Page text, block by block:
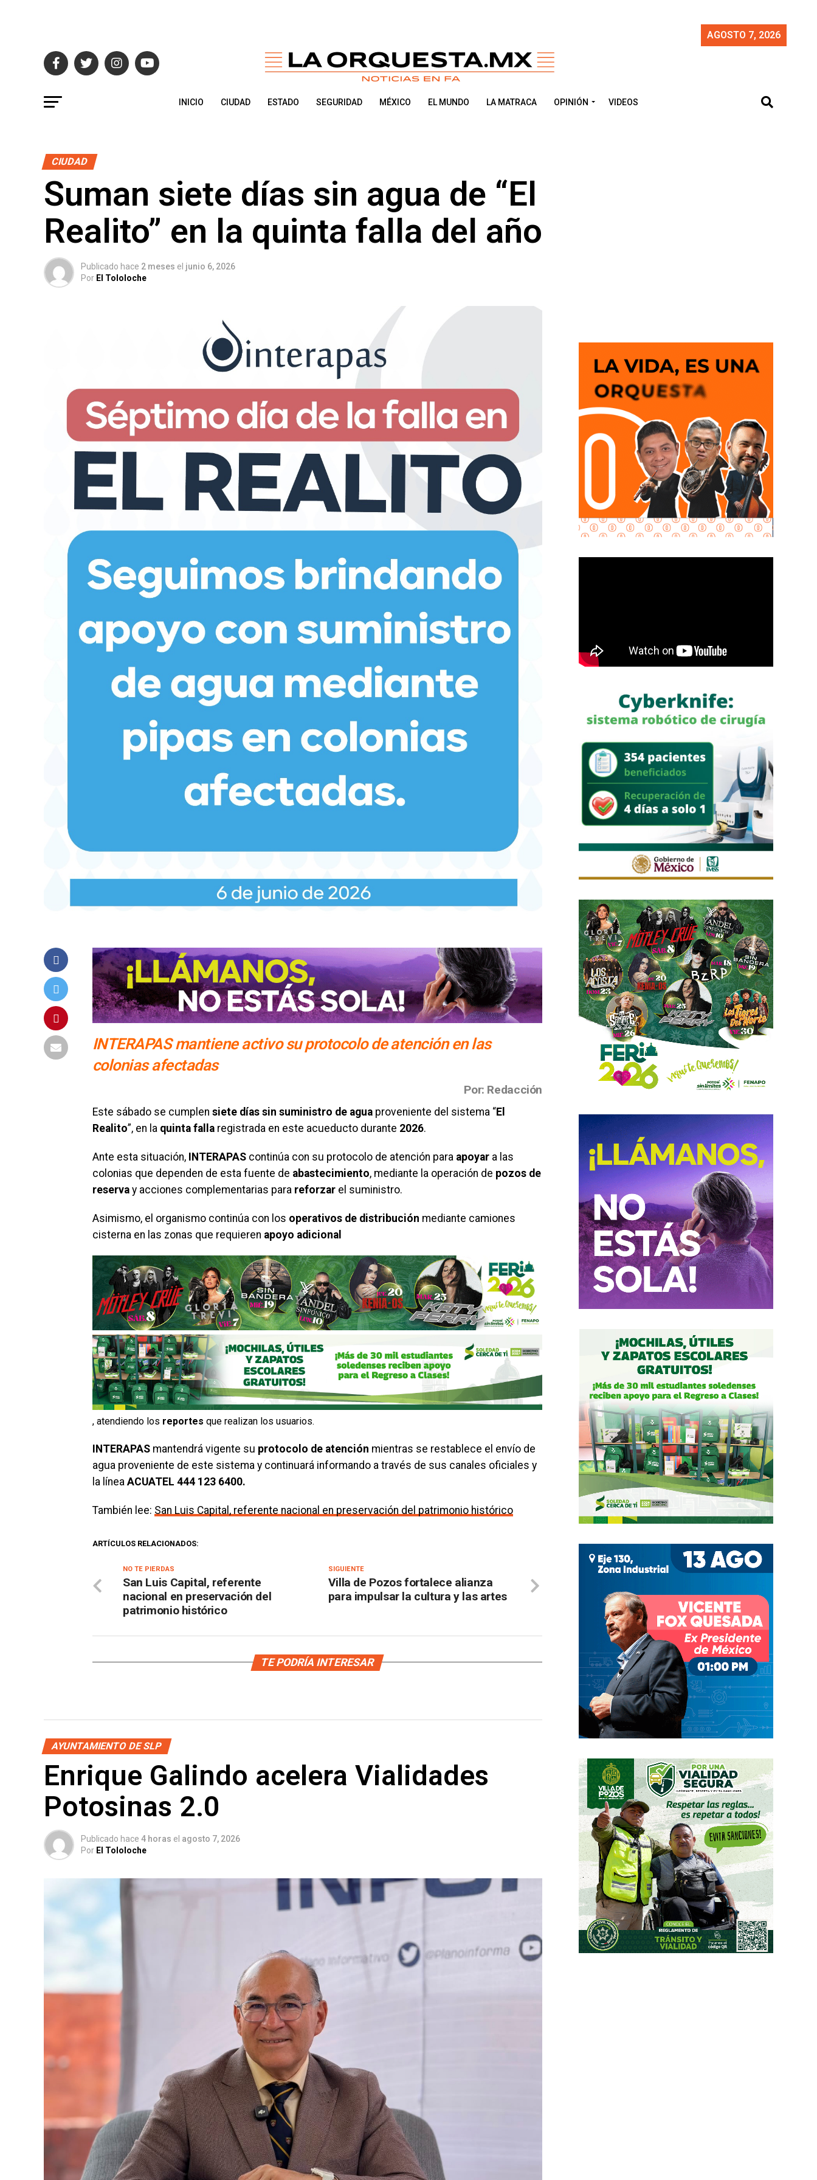
AGOSTO 7, 2026
INICIO CIUDAD ESTADO SEGURIDAD MÉXICO EL MUNDO LA MATRACA OPINIÓN VIDEOS
CIUDAD
Suman siete días sin agua de “El
Realito” en la quinta falla del año
Publicado hace 2 meses el junio 6, 2026
Por El Tololoche
INTERAPAS mantiene activo su protocolo de atención en las
colonias afectadas
Por: Redacción
Este sábado se cumplen siete días sin suministro de agua proveniente del sistema “El
Realito”, en la quinta falla registrada en este acueducto durante 2026.
Ante esta situación, INTERAPAS continúa con su protocolo de atención para apoyar a las
colonias que dependen de esta fuente de abastecimiento, mediante la operación de pozos de
reserva y acciones complementarias para reforzar el suministro.
Asimismo, el organismo continúa con los operativos de distribución mediante camiones
cisterna en las zonas que requieren apoyo adicional
, atendiendo los reportes que realizan los usuarios.
INTERAPAS mantendrá vigente su protocolo de atención mientras se restablece el envío de
agua proveniente de este sistema y continuará informando a través de sus canales oficiales y
la línea ACUATEL 444 123 6400.
También lee: San Luis Capital, referente nacional en preservación del patrimonio histórico
ARTÍCULOS RELACIONADOS:
SIGUIENTE
Villa de Pozos fortalece alianza
para impulsar la cultura y las artes
NO TE PIERDAS
San Luis Capital, referente
nacional en preservación del
patrimonio histórico
TE PODRÍA INTERESAR
AYUNTAMIENTO DE SLP
Enrique Galindo acelera Vialidades
Potosinas 2.0
Publicado hace 4 horas el agosto 7, 2026
Por El Tololoche